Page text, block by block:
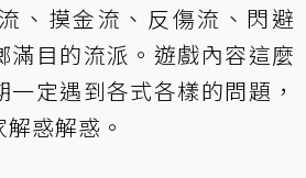
、摸金流、反傷流、閃避
滿目的流派。遊戲內容這麼
定遇到各式各樣的問題，
惑解惑。